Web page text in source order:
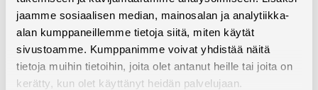
jaamme sosiaalisen median, mainosalan ja analytiikka-
alan kumppaneillemme tietoja siitä, miten käytät
sivustoamme. Kumppanimme voivat yhdistää näitä
tietoja muihin tietoihin, joita olet antanut heille tai joita on
kerätty, kun olet käyttänyt heidän palvelujaan.